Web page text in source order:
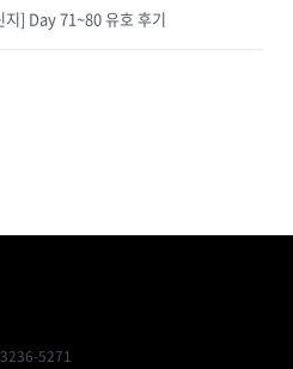
지] Day 71~80 유호 후기
5271